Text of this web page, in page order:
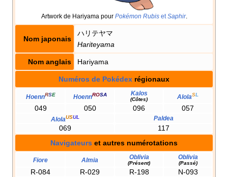
Artwork de Hariyama pour Pokémon Rubiset Saphir.
Nom japonais
ハリテヤマ
Hariteyama
Nom anglais Hariyama
Numéros de Pokédex régionaux
HoennRSE HoennROSA Kalos
(Côtes) AlolaSL
049 050 096 057
AlolaUSUL Paldea
069
117
Navigateurs et autres numérotations
Fiore Almia Oblivia
(Présent)
Oblivia
(Passé)
R-084 R-029 R-198 N-093